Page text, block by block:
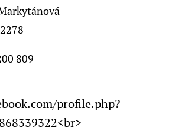
809
profile.php?